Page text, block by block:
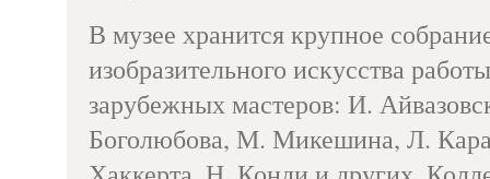
В музее хранится крупное
изобразительного искусства
зарубежных мастеров: И.
Боголюбова, М. Микешина, Л.